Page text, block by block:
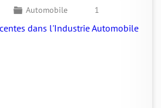
Automobile 1